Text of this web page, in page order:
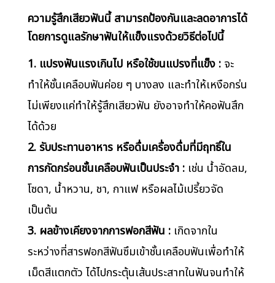
ความรู้สึกเสียวฟันนี้ สามารถป้องกันและลดอาการได้
โดยการดูแลรักษาฟันให้แข็งแรงด้วยวิธีต่อไปนี้
1. แปรงฟันแรงเกินไป หรือใช้ขนแปรงที่แข็ง :จะ
ทำให้ชั้นเคลือบฟันค่อย ๆ บางลง และทำให้เหงือกร่น
ไม่เพียงแค่ทำให้รู้สึกเสียวฟัน ยังอาจทำให้คอฟันสึก
ได้ด้วย
2. รับประทานอาหาร หรือดื่มเครื่องดื่มที่มีฤทธิ์ใน
การกัดกร่อนชั้นเคลือบฟันเป็นประจำ :เช่น น้ำอัดลม,
โซดา, น้ำหวาน, ชา, กาแฟ หรือผลไม้เปรี้ยวจัด
เป็นต้น
3. ผลข้างเคียงจากการฟอกสีฟัน :เกิดจากใน
ระหว่างที่สารฟอกสีฟันซึมเข้าชั้นเคลือบฟันเพื่อทำให้
เม็ดสีแตกตัว ได้ไปกระตุ้นเส้นประสาทในฟันจนทำให้